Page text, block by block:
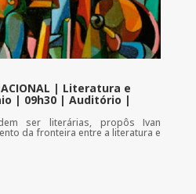
| Literatura e
| 09h30 | Auditório |
ser literárias, propôs Ivan
da fronteira entre a literatura e